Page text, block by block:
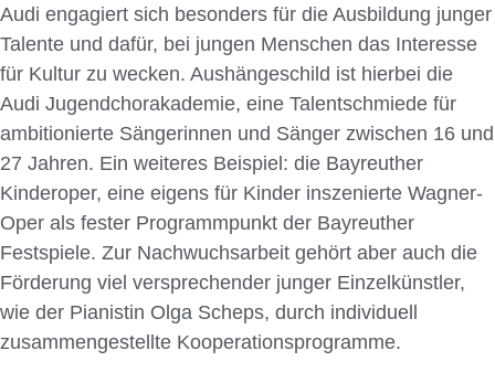
Audi engagiert sich besonders für die Ausbildung junger
Talente und dafür, bei jungen Menschen das Interesse
für Kultur zu wecken. Aushängeschild ist hierbei die
Audi Jugendchorakademie, eine Talentschmiede für
ambitionierte Sängerinnen und Sänger zwischen 16 und
27 Jahren. Ein weiteres Beispiel: die Bayreuther
Kinderoper, eine eigens für Kinder inszenierte Wagner-
Oper als fester Programmpunkt der Bayreuther
Festspiele. Zur Nachwuchsarbeit gehört aber auch die
Förderung viel versprechender junger Einzelkünstler,
wie der Pianistin Olga Scheps, durch individuell
zusammengestellte Kooperationsprogramme.